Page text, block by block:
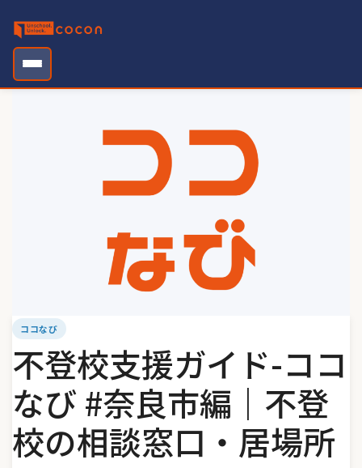
content
ココなび
不登校支援ガイド-ココ
なび #奈良市編｜不登
校の相談窓口・居場所